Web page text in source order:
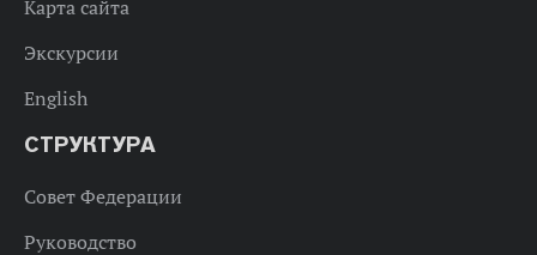
Карта сайта
Экскурсии
English
СТРУКТУРА
Совет Федерации
Руководство